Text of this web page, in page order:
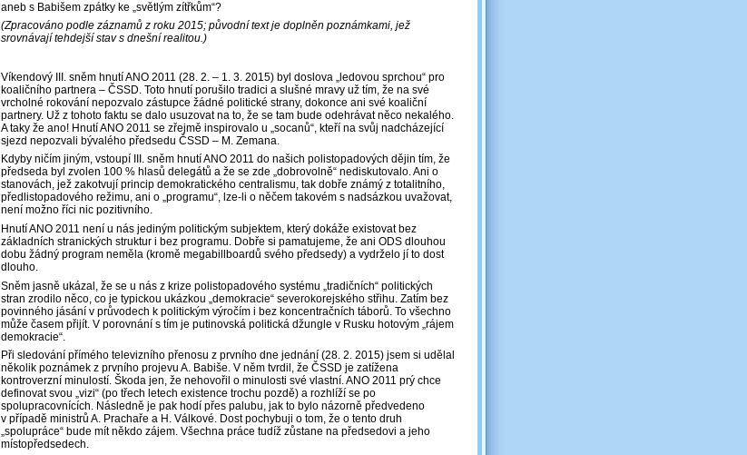
aneb s Babišem zpátky ke „světlým zítřkům“?
(Zpracováno podle záznamů z roku 2015; původní text je doplněn poznámkami, jež
srovnávají tehdejší stav s dnešní realitou.)
Víkendový III. sněm hnutí ANO 2011 (28. 2. – 1. 3. 2015) byl doslova „ledovou sprchou“ pro
koaličního partnera – ČSSD. Toto hnutí porušilo tradici a slušné mravy už tím, že na své
vrcholné rokování nepozvalo zástupce žádné politické strany, dokonce ani své koaliční
partnery. Už z tohoto faktu se dalo usuzovat na to, že se tam bude odehrávat něco nekalého.
A taky že ano! Hnutí ANO 2011 se zřejmě inspirovalo u „socanů“, kteří na svůj nadcházející
sjezd nepozvali bývalého předsedu ČSSD – M. Zemana.
Kdyby ničím jiným, vstoupí III. sněm hnutí ANO 2011 do našich polistopadových dějin tím, že
předseda byl zvolen 100 % hlasů delegátů a že se zde „dobrovolně“ nediskutovalo. Ani o
stanovách, jež zakotvují princip demokratického centralismu, tak dobře známý z totalitního,
předlistopadového režimu, ani o „programu“, lze-li o něčem takovém s nadsázkou uvažovat,
není možno říci nic pozitivního.
Hnutí ANO 2011 není u nás jediným politickým subjektem, který dokáže existovat bez
základních stranických struktur i bez programu. Dobře si pamatujeme, že ani ODS dlouhou
dobu žádný program neměla (kromě megabillboardů svého předsedy) a vydrželo jí to dost
dlouho.
Sněm jasně ukázal, že se u nás z krize polistopadového systému „tradičních“ politických
stran zrodilo něco, co je typickou ukázkou „demokracie“ severokorejského střihu. Zatím bez
povinného jásání v průvodech k politickým výročím i bez koncentračních táborů. To všechno
může časem přijít. V porovnání s tím je putinovská politická džungle v Rusku hotovým „rájem
demokracie“.
Při sledování přímého televizního přenosu z prvního dne jednání (28. 2. 2015) jsem si udělal
několik poznámek z prvního projevu A. Babiše. V něm tvrdil, že ČSSD je zatížena
kontroverzní minulostí. Škoda jen, že nehovořil o minulosti své vlastní. ANO 2011 prý chce
definovat svou „vizi“ (po třech letech existence trochu pozdě) a rozhlíží se po
spolupracovnících. Následně je pak hodí přes palubu, jak to bylo názorně předvedeno
v případě ministrů A. Prachaře a H. Válkové. Dost pochybuji o tom, že o tento druh
„spolupráce“ bude mít někdo zájem. Všechna práce tudíž zůstane na předsedovi a jeho
místopředsedech.